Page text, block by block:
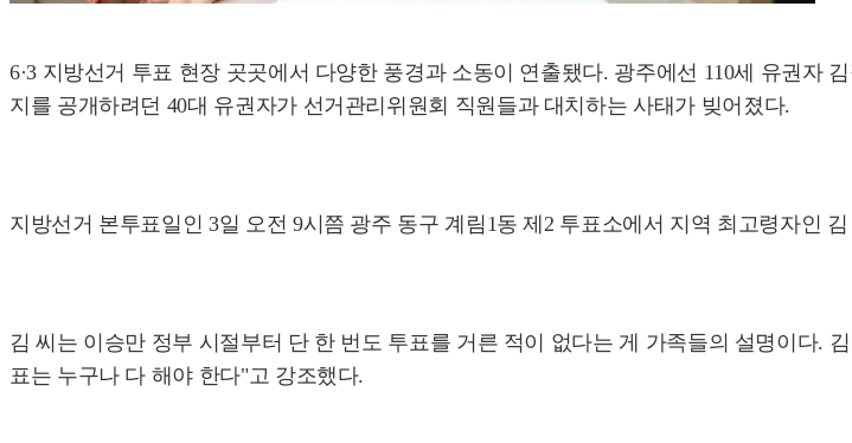
6·3 지방선거 투표 현장 곳곳에서 다양한 풍경과 소동이 연출됐다. 광주에선 110세 유권자
지를 공개하려던 40대 유권자가 선거관리위원회 직원들과 대치하는 사태가 빚어졌다.
지방선거 본투표일인 3일 오전 9시쯤 광주 동구 계림1동 제2 투표소에서 지역 최고령자인
김 씨는 이승만 정부 시절부터 단 한 번도 투표를 거른 적이 없다는 게 가족들의 설명이다.
표는 누구나 다 해야 한다"고 강조했다.